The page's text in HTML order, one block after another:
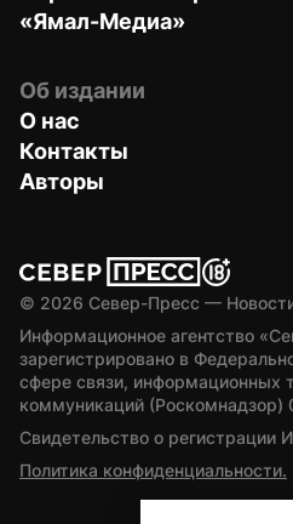
«Ямал-Медиа»
Об издании
О нас
Контакты
Авторы
© 2026 Север-Пресс —
Информационное агентство
зарегистрировано в
сфере связи, информационных
коммуникаций (Роскомнадзор)
Свидетельство о
Политика конфиденциальности.